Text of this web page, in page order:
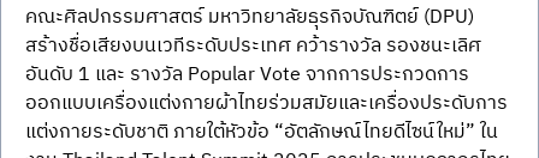
คณะศิลปกรรมศาสตร์ มหาวิทยาลัยธุรกิจบัณฑิตย์ (DPU)
สร้างชื่อเสียงบนเวทีระดับประเทศ คว้ารางวัล รองชนะเลิศ
อันดับ 1 และ รางวัล Popular Vote จากการประกวดการ
ออกแบบเครื่องแต่งกายผ้าไทยร่วมสมัยและเครื่องประดับการ
แต่งกายระดับชาติ ภายใต้หัวข้อ “อัตลักษณ์ไทยดีไซน์ใหม่” ใน